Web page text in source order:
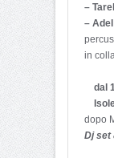
–
–
in
dal
dopo
Dj set